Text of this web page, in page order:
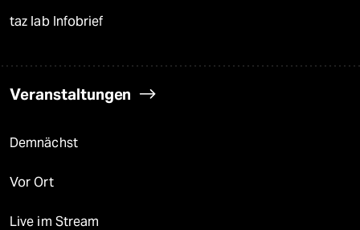
taz lab Infobrief
Veranstaltungen
Demnächst
Vor Ort
Live im Stream